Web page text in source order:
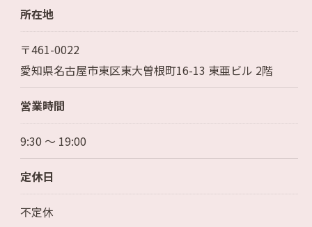
所在地
〒461-0022
愛知県名古屋市東区東大曽根町16-13 東亜ビル 2階
営業時間
9:30 ～ 19:00
定休日
不定休